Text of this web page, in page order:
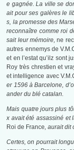
e gagnée. La ville se
ait pour ses galères le
s, la promesse des
reconnaître comme roi
sait leur mémoire,ne
autres ennemys de
et en l’estat qu’ilz sont
Roy très chrestien et
et intelligence avec
er 1596 à Barcelone,
ander du blé catalan.
Mais quatre jours plus
x avait été assassiné et
Roi de France, aurait dit
Certes, on pourrait